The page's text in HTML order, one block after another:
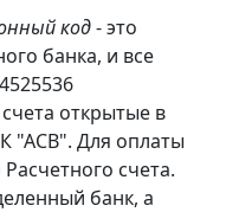
код- это
банка, и все
открытые в
"АСВ". Для оплаты
счета.
банк, а